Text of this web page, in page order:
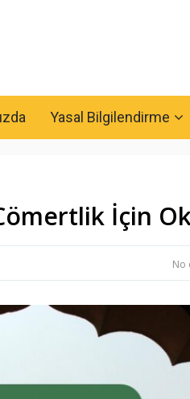
Yasal Bilgilendirme
İçin
No